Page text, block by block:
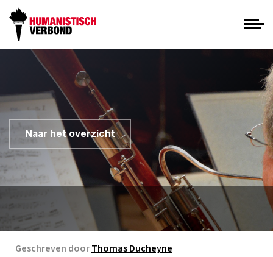
Naar het overzicht
Geschreven doorThomas Ducheyne